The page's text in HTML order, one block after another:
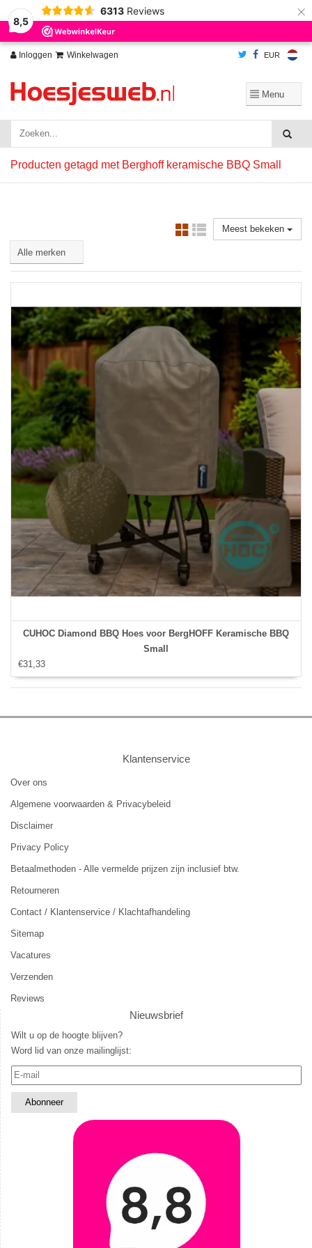
8,5
6313 Reviews ×
Inloggen Winkelwagen EUR
Producten getagd met Berghoff keramische BBQ Small
Meest bekeken
CUHOC Diamond BBQ Hoes voor BergHOFF Keramische BBQ
Small
€31,33
Klantenservice
Over ons
Algemene voorwaarden & Privacybeleid
Disclaimer
Privacy Policy
Betaalmethoden - Alle vermelde prijzen zijn inclusief btw.
Retourneren
Contact / Klantenservice / Klachtafhandeling
Sitemap
Vacatures
Verzenden
Reviews
Nieuwsbrief
Wilt u op de hoogte blijven?
Word lid van onze mailinglijst:
Wij slaan cookies op om onze website te verbeteren. Is dat akkoord?
Ja
Nee